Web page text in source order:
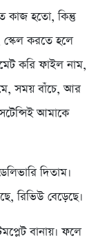
কাজ হতো, কিন্তু
করতে হলে
করি ফাইল নাম,
সময় বাঁচে, আর
আমাকে
দিতাম।
রিভিউ বেড়েছে।
বানায়। ফলে